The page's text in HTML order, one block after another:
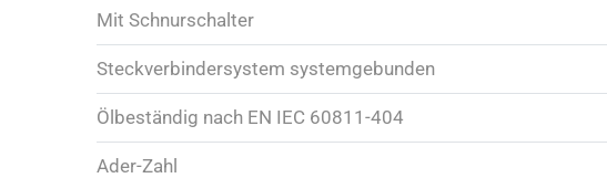
Mit Schnurschalter
Steckverbindersystem systemgebunden
Ölbeständig nach EN IEC 60811-404
Ader-Zahl